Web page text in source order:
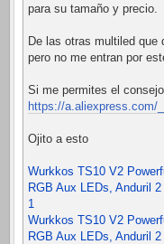
para su tamaño y precio.
De las otras multiled que
pero no me entran por
Si me permites el
https://a.aliexpress.com/
Ojito a esto
Wurkkos TS10 V2
RGB Aux LEDs, Anduril
1
Wurkkos TS10 V2
RGB Aux LEDs, Anduril